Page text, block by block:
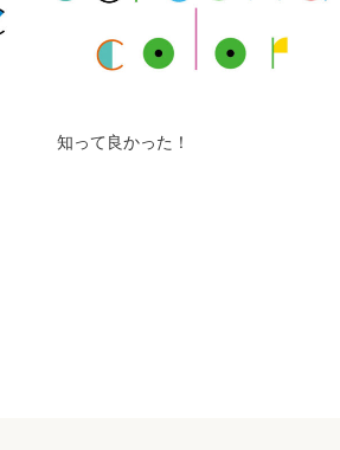
知って良かった！